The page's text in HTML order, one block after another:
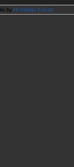
by Hi Fidelity Forum